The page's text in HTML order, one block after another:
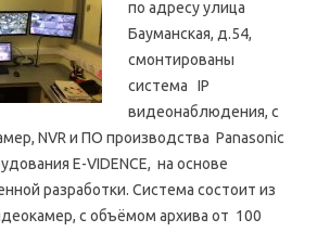
по адресу улица
Бауманская, д.54,
смонтированы
система IP
видеонаблюдения, с
NVR и ПО производства Panasonic
E-VIDENCE, на основе
разработки. Система состоит из
с объёмом архива от 100